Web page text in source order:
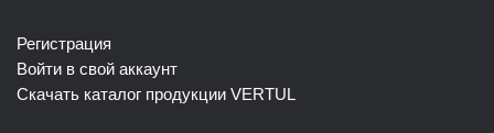
Регистрация
Войти в свой аккаунт
Скачать каталог продукции VERTUL